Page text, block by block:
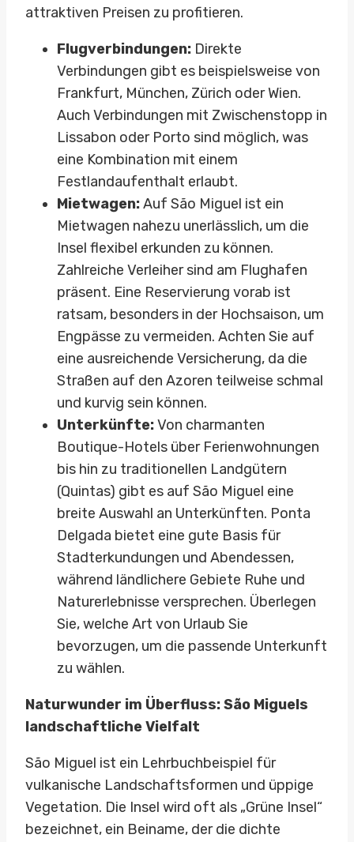
attraktiven Preisen zu profitieren.
Flugverbindungen: Direkte
Verbindungen gibt es beispielsweise von
Frankfurt, München, Zürich oder Wien.
Auch Verbindungen mit Zwischenstopp in
Lissabon oder Porto sind möglich, was
eine Kombination mit einem
Festlandaufenthalt erlaubt.
Mietwagen:Auf São Miguel ist ein
Mietwagen nahezu unerlässlich, um die
Insel flexibel erkunden zu können.
Zahlreiche Verleiher sind am Flughafen
präsent. Eine Reservierung vorab ist
ratsam, besonders in der Hochsaison, um
Engpässe zu vermeiden. Achten Sie auf
eine ausreichende Versicherung, da die
Straßen auf den Azoren teilweise schmal
und kurvig sein können.
Unterkünfte:Von charmanten
Boutique-Hotels über Ferienwohnungen
bis hin zu traditionellen Landgütern
(Quintas) gibt es auf São Miguel eine
breite Auswahl an Unterkünften. Ponta
Delgada bietet eine gute Basis für
Stadterkundungen und Abendessen,
während ländlichere Gebiete Ruhe und
Naturerlebnisse versprechen. Überlegen
Sie, welche Art von Urlaub Sie
bevorzugen, um die passende Unterkunft
zu wählen.
Naturwunder im Überfluss: São Miguels
landschaftliche Vielfalt
São Miguel ist ein Lehrbuchbeispiel für
vulkanische Landschaftsformen und üppige
Vegetation. Die Insel wird oft als „Grüne Insel“
bezeichnet, ein Beiname, der die dichte